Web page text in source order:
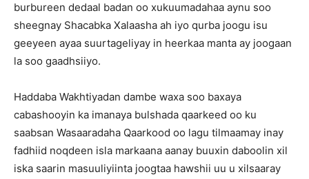
burbureen dedaal badan oo xukuumadahaa aynu soo
sheegnay Shacabka Xalaasha ah iyo qurba joogu isu
geeyeen ayaa suurtageliyay in heerkaa manta ay joogaan
la soo gaadhsiiyo.
Haddaba Wakhtiyadan dambe waxa soo baxaya
cabashooyin ka imanaya bulshada qaarkeed oo ku
saabsan Wasaaradaha Qaarkood oo lagu tilmaamay inay
fadhiid noqdeen isla markaana aanay buuxin daboolin xil
iska saarin masuuliyiinta joogtaa hawshii uu u xilsaaray